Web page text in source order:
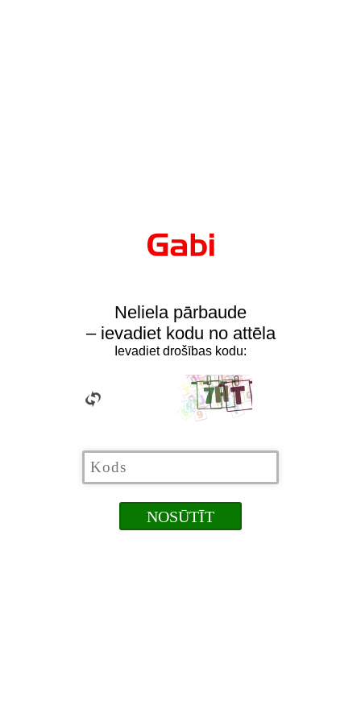
Neliela pārbaude
– ievadiet kodu no attēla
Ievadiet drošības kodu: